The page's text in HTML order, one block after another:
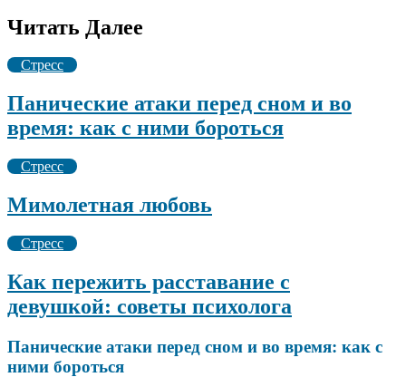
Читать Далее
Стресс
Панические атаки перед сном и во
время: как с ними бороться
Стресс
Мимолетная любовь
Стресс
Как пережить расставание с
девушкой: советы психолога
Панические атаки перед сном и во время: как с
ними бороться